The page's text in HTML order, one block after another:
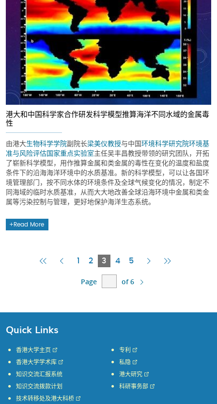
港大和中国科学家合作研发科学模型推算海洋不同水域的金属毒
性
由港大生物科学学院副院长梁美仪教授与中国环境科学研究院环境基
准与风险评估国家重点实验室主任吴丰昌教授带领的研究团队，开拓
了崭新科学模型，用作推算金属和类金属的毒性在变化的温度和盐度
条件下的沿海海洋环境中的水质基准。新的科学模型，可以让各国环
境管理部门，按不同水体的环境条件及全球气候变化的情况，制定不
同海域的临时水质基准，从而大大地改善全球沿海环境中金属和类金
属等污染控制与管理，更好地保护海洋生态系统。
Read More
FirstPrevious
1 2 3Current
4 5
Next Last
Page of 6
Quick Links
香港大学主页
香港大学学术库
知识交流汇报系统
知识交流拨款计划
专利
私隐
港大研究
科研事务部
技术转移处及港大科桥